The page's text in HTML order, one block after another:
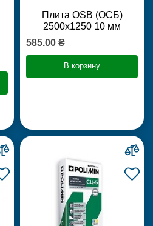
Плита OSB (ОСБ)
2500х1250 10 мм
585.00 ₴
В корзину